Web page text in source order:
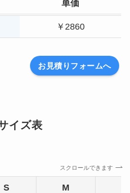
単価
￥2860
お見積りフォームへ
イズ表
スクロールできます
S M